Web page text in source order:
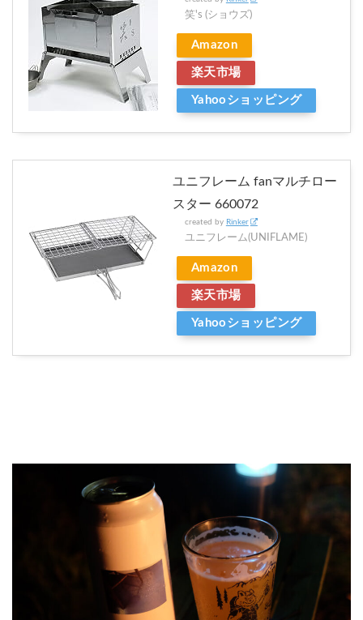
笑's (ショウズ)
Amazon
楽天市場
Yahooショッピング
ユニフレーム fanマルチロー
スター 660072
created by Rinker
ユニフレーム(UNIFLAME)
Amazon
楽天市場
Yahooショッピング